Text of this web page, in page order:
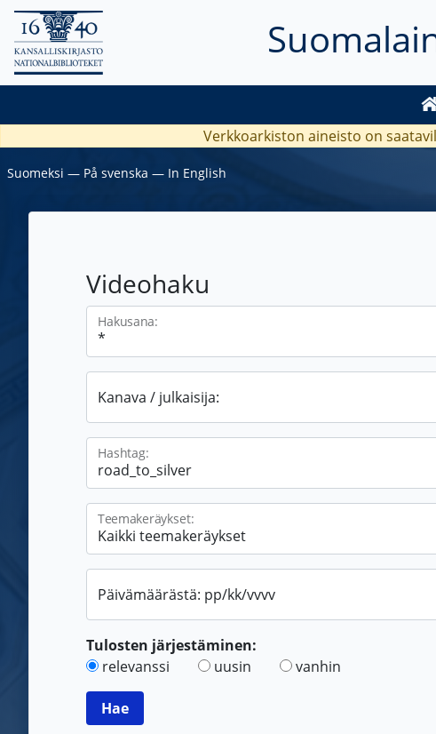
Verkkoarkiston aineisto on
Suomeksi ― På svenska ― In English
Videohaku
Hakusana:
Kanava / julkaisija:
Hashtag:
Teemakeräykset:
Päivämäärästä: pp/kk/vvvv
Tulosten järjestäminen:
relevanssi
uusin vanhin